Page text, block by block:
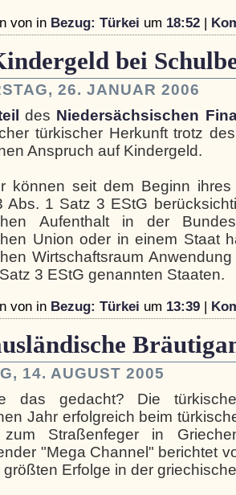
von in Bezug: Türkei um 18:52 |
bei
26. JANUAR 2006
des Niedersächsischen
türkischer Herkunft trotz
Anspruch auf Kindergeld.
können seit dem Beginn
Abs. 1 Satz 3 EStG
Aufenthalt in der
Union oder in einem Staat
Wirtschaftsraum
3 EStG genannten Staaten.
von in Bezug: Türkei um 13:39 |
14. AUGUST 2005
das gedacht? Die
Jahr erfolgreich beim
Straßenfeger in
"Mega Channel" berichtet
größten Erfolge in der